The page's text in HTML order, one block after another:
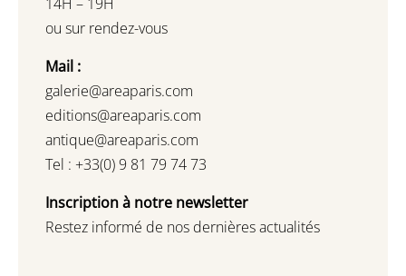
ou sur rendez-vous
Mail :
galerie@areaparis.com
editions@areaparis.com
antique@areaparis.com
Tel : +33(0) 9 81 79 74 73
Inscription à notre newsletter
Restez informé de nos dernières actualités